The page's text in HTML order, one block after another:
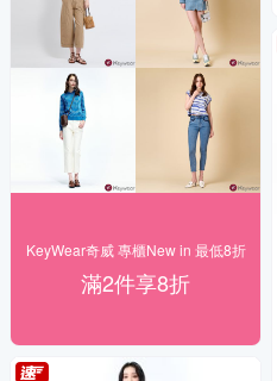
KeyWear奇威 專櫃New in 最低8折
滿2件享8折